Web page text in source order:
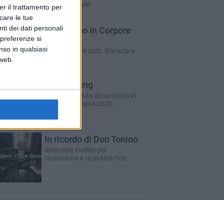
il trattamento per
le tue
dei dati personali
si
in qualsiasi
personalizzate
Dens Sano in Corpore
La rubrica del dott. Bonacara
StoryTulling
in libertà.
In ricordo di Don Tonino
Interviste inedite per
raccontare e ricordare Don